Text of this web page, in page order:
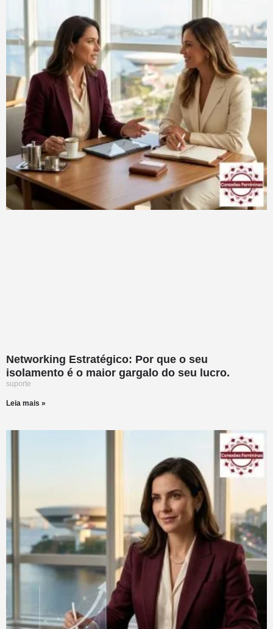
Networking Estratégico: Por que o seu
isolamento é o maior gargalo do seu lucro.
suporte
Leia mais »